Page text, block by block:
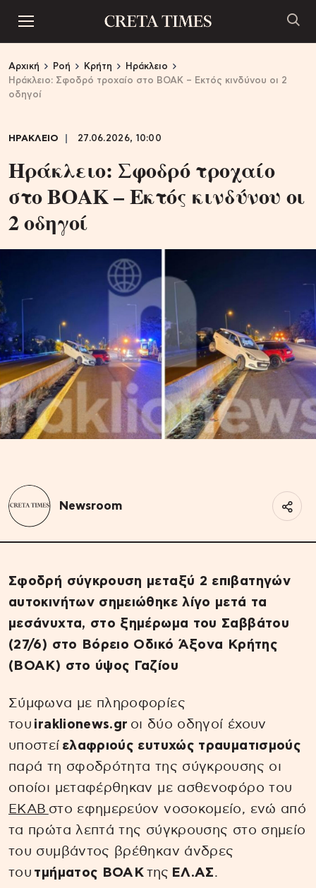
Αρχική Ροή Κρήτη
Ηράκλειο
Ηράκλειο: Σφοδρό τροχαίο στο ΒΟΑΚ – Εκτός κινδύνου οι 2
οδηγοί
ΗΡΑΚΛΕΙΟ 27.06.2026, 10:00
Ηράκλειο: Σφοδρό τροχαίο
στο ΒΟΑΚ – Εκτός κινδύνου οι
2 οδηγοί
Newsroom
Σφοδρή σύγκρουση μεταξύ 2 επιβατηγών
αυτοκινήτων σημειώθηκε λίγο μετά τα
μεσάνυχτα, στο ξημέρωμα του Σαββάτου
(27/6) στο Βόρειο Οδικό Άξονα Κρήτης
(ΒΟΑΚ) στο ύψος Γαζίου
Σύμφωνα με πληροφορίες
του iraklionews.gr οι δύο οδηγοί έχουν
υποστεί ελαφριούς ευτυχώς τραυματισμούς
παρά τη σφοδρότητα της σύγκρουσης οι
οποίοι μεταφέρθηκαν με ασθενοφόρο του
ΕΚΑΒ στο εφημερεύον νοσοκομείο, ενώ από
τα πρώτα λεπτά της σύγκρουσης στο σημείο
του συμβάντος βρέθηκαν άνδρες
του τμήματος ΒΟΑΚ της ΕΛ.ΑΣ.